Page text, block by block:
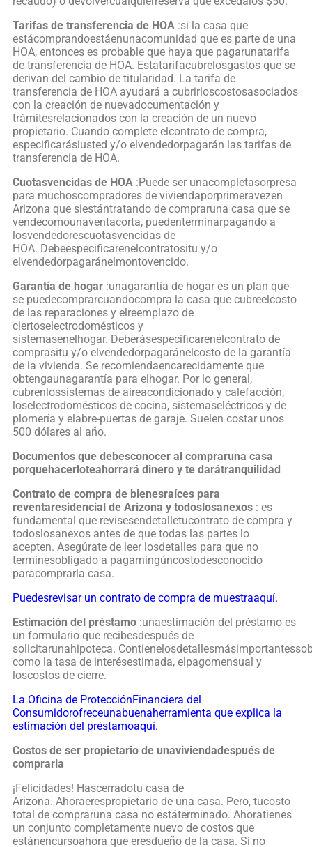
Tarifas de transferencia de HOA :si la casa que
estácomprandoestáenunacomunidad que es parte de una
HOA, entonces es probable que haya que pagarunatarifa
de transferencia de HOA. Estatarifacubrelosgastos que se
derivan del cambio de titularidad. La tarifa de
transferencia de HOA ayudará a cubrirloscostosasociados
con la creación de nuevadocumentación y
trámitesrelacionados con la creación de un nuevo
propietario. Cuando complete elcontrato de compra,
especificarásiusted y/o elvendedorpagarán las tarifas de
transferencia de HOA.
Cuotasvencidas de HOA :Puede ser unacompletasorpresa
para muchoscompradores de viviendaporprimeravezen
Arizona que siestántratando de compraruna casa que se
vendecomounaventacorta, puedenterminarpagando a
losvendedorescuotasvencidas de
HOA. Debeespecificarenelcontratositu y/o
elvendedorpagaránelmontovencido.
Garantía de hogar :unagarantía de hogar es un plan que
se puedecomprarcuandocompra la casa que cubreelcosto
de las reparaciones y elreemplazo de
ciertoselectrodomésticos y
sistemasenelhogar. Deberásespecificarenelcontrato de
comprasitu y/o elvendedorpagaránelcosto de la garantía
de la vivienda. Se recomiendaencarecidamente que
obtengaunagarantía para elhogar. Por lo general,
cubrenlossistemas de aireacondicionado y calefacción,
loselectrodomésticos de cocina, sistemaseléctricos y de
plomería y elabre-puertas de garaje. Suelen costar unos
500 dólares al año.
Documentos que debesconocer al compraruna casa
porquehacerloteahorrará dinero y te darátranquilidad
Contrato de compra de bienesraíces para
reventaresidencial de Arizona y todoslosanexos : es
fundamental que revisesendetalletucontrato de compra y
todoslosanexos antes de que todas las partes lo
acepten. Asegúrate de leer losdetalles para que no
terminesobligado a pagarningúncostodesconocido
paracomprarla casa.
Puedesrevisar un contrato de compra de muestraaquí.
Estimación del préstamo :unaestimación del préstamo es
un formulario que recibesdespués de
solicitarunahipoteca.
como la tasa de interésestimada, elpagomensual y
loscostos de cierre.
La Oficina de ProtecciónFinanciera del
Consumidorofreceunabuenaherramienta que explica la
estimación del préstamoaquí.
Costos de ser propietario de unaviviendadespués de
comprarla
¡Felicidades! Hascerradotu casa de
Arizona. Ahoraerespropietario de una casa. Pero, tucosto
total de compraruna casa no estáterminado. Ahoratienes
un conjunto completamente nuevo de costos que
estánencursoahora que eresdueño de la casa. Si no